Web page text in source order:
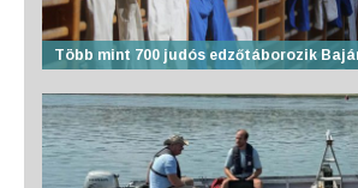
Több mint 700 judós edzőtáborozik